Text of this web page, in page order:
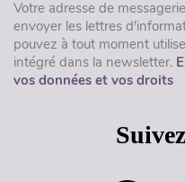
Votre adresse de
envoyer les lettres
pouvez à tout moment
intégré dans la newsletter.
vos données et vos droits